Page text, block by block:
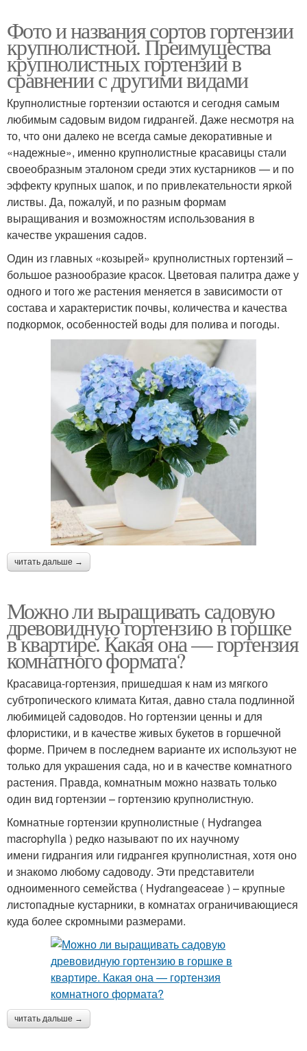
Фото и названия сортов гортензии
крупнолистной. Преимущества
крупнолистных гортензий в
сравнении с другими видами
Крупнолистные гортензии остаются и сегодня самым
любимым садовым видом гидрангей. Даже несмотря на
то, что они далеко не всегда самые декоративные и
«надежные», именно крупнолистные красавицы стали
своеобразным эталоном среди этих кустарников — и по
эффекту крупных шапок, и по привлекательности яркой
листвы. Да, пожалуй, и по разным формам
выращивания и возможностям использования в
качестве украшения садов.
Один из главных «козырей» крупнолистных гортензий –
большое разнообразие красок. Цветовая палитра даже у
одного и того же растения меняется в зависимости от
состава и характеристик почвы, количества и качества
подкормок, особенностей воды для полива и погоды.
читать дальше →
Можно ли выращивать садовую
древовидную гортензию в горшке
в квартире. Какая она — гортензия
комнатного формата?
Красавица-гортензия, пришедшая к нам из мягкого
субтропического климата Китая, давно стала подлинной
любимицей садоводов. Но гортензии ценны и для
флористики, и в качестве живых букетов в горшечной
форме. Причем в последнем варианте их используют не
только для украшения сада, но и в качестве комнатного
растения. Правда, комнатным можно назвать только
один вид гортензии – гортензию крупнолистную.
Комнатные гортензии крупнолистные ( Hydrangea
macrophylla ) редко называют по их научному
имени гидрангия или гидрангея крупнолистная, хотя оно
и знакомо любому садоводу. Эти представители
одноименного семейства ( Hydrangeaceae ) – крупные
листопадные кустарники, в комнатах ограничивающиеся
куда более скромными размерами.
читать дальше →